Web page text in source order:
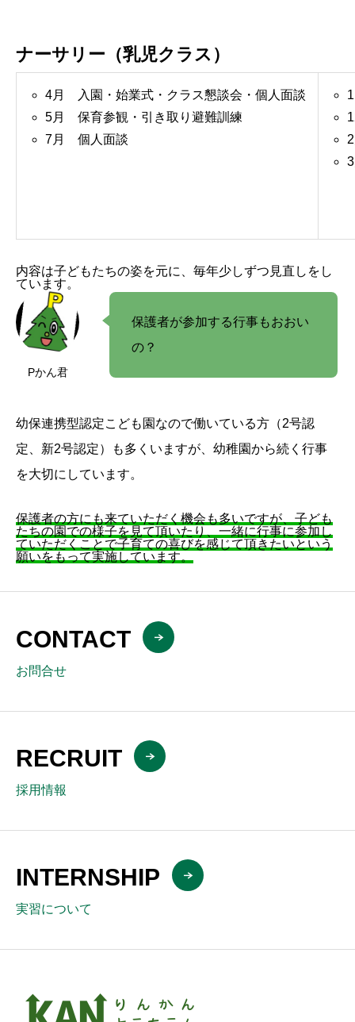
ナーサリー（乳児クラス）
4月 入園・始業式・クラス懇談会・個人面談
5月 保育参観・引き取り避難訓練
7月 個人面談
内容は子どもたちの姿を元に、毎年少しずつ見直しをし
ています。
Pかん君
保護者が参加する行事もおおい
の？
幼保連携型認定こども園なので働いている方（2号認
定、新2号認定）も多くいますが、幼稚園から続く行事
を大切にしています。
保護者の方にも来ていただく機会も多いですが、子ども
たちの園での様子を見て頂いたり、一緒に行事に参加し
ていただくことで子育ての喜びを感じて頂きたいという
願いをもって実施しています。
CONTACT
お問合せ
RECRUIT
採用情報
INTERNSHIP
実習について